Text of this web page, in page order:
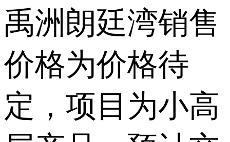
禹洲朗廷湾销售
价格为价格待
定，项目为小高